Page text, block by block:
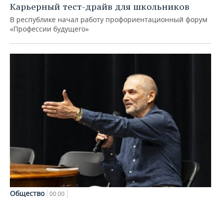
Карьерный тест-драйв для школьников
В республике начал работу профориентационный форум
«Профессии будущего»
Общество 00:00